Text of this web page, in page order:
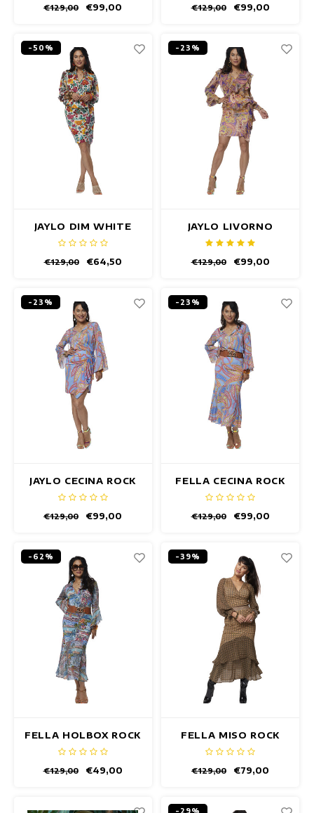
€129,00 €99,00 €129,00 €99,00
-50%
JAYLO DIM WHITE
ROCK
€129,00 €64,50
-23%
JAYLO LIVORNO
ROCK
€129,00 €99,00
-23%
JAYLO CECINA ROCK
€129,00 €99,00
-23%
FELLA CECINA ROCK
€129,00 €99,00
-62%
FELLA HOLBOX ROCK
€129,00 €49,00
-39%
FELLA MISO ROCK
€129,00 €79,00
-29%